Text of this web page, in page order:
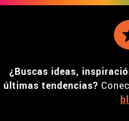
¿Buscas ideas,
últimas tendencias?